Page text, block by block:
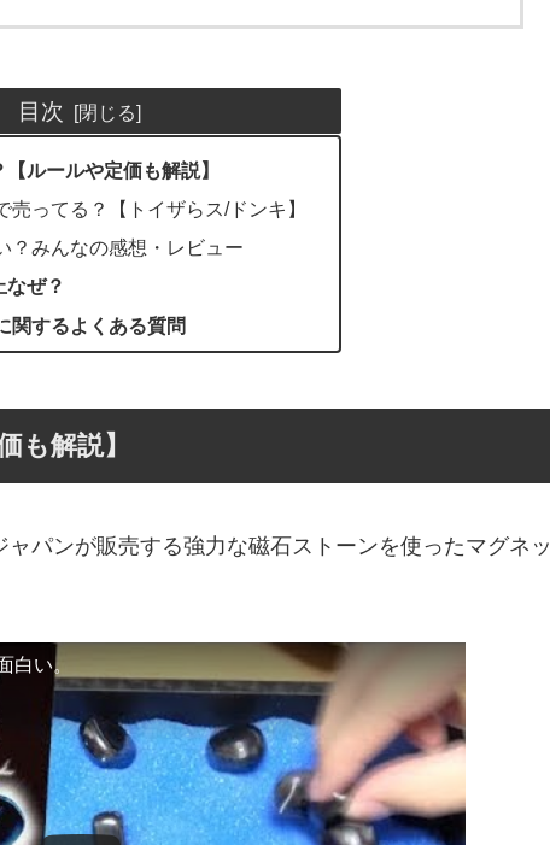
目次
【ルールや定価も解説】
売ってる？【トイザらス/ドンキ】
？みんなの感想・レビュー
なぜ？
関するよくある質問
も解説】
ャパンが販売する強力な磁石ストーンを使ったマグネッ
白い。